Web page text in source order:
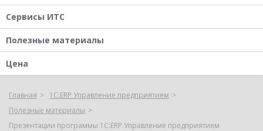
Сервисы ИТС
Полезные материалы
Цена
Главная
1С:ERP Управление предприятием
Полезные материалы
Презентации программы 1С:ERP Управление предприятием